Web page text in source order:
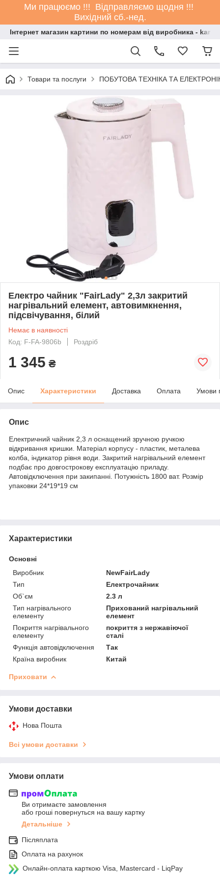
Ми працюємо !!! Відправляємо щодня !!!
Вихідний сб.-нед.
Інтернет магазин картини по номерам від виробника -
Товари та послуги ПОБУТОВА ТЕХНІКА ТА
Електро чайник "FairLady" 2,3л закритий
нагрівальний елемент, автовимкнення,
підсвічування, білий
Немає в наявності
Код: F-FA-9806b
Роздріб
1 345 ₴
Опис Характеристики Доставка Оплата Умови
Опис
Електричний чайник 2,3 л оснащений зручною ручкою
відкривання кришки. Матеріал корпусу - пластик, металева
колба, індикатор рівня води. Закритий нагрівальний елемент
подбає про довгострокову експлуатацію приладу.
Автовідключення при закипанні. Потужність 1800 ват. Розмір
упаковки 24*19*19 см
Характеристики
Основні
Виробник
NewFairLady
Тип
Електрочайник
Об`єм
2.3 л
Тип нагрівального
елементу
Прихований нагрівальний
елемент
Покриття нагрівального
елементу
покриття з нержавіючої
сталі
Функція автовідключення
Так
Країна виробник
Китай
Приховати
Умови доставки
Нова Пошта
Всі умови доставки
Умови оплати
Ви отримаєте замовлення
або гроші повернуться на вашу картку
Детальніше
Післяплата
Оплата на рахунок
Онлайн-оплата карткою Visa, Mastercard - LiqPay